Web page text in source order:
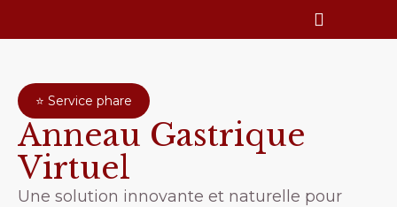
⭐ Service phare
Anneau Gastrique
Virtuel
Une solution innovante et naturelle pour